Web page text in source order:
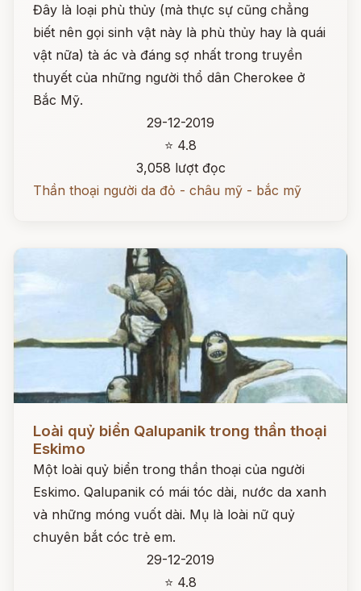
Đây là loại phù thủy (mà thực sự cũng chẳng
biết nên gọi sinh vật này là phù thủy hay là quái
vật nữa) tà ác và đáng sợ nhất trong truyền
thuyết của những người thổ dân Cherokee ở
Bắc Mỹ.
29-12-2019
⭐ 4.8
3,058 lượt đọc
Thần thoại người da đỏ - châu mỹ - bắc mỹ
Loài quỷ biển Qalupanik trong thần thoại
Eskimo
Một loài quỷ biển trong thần thoại của người
Eskimo. Qalupanik có mái tóc dài, nước da xanh
và những móng vuốt dài. Mụ là loài nữ quỷ
chuyên bắt cóc trẻ em.
29-12-2019
⭐ 4.8